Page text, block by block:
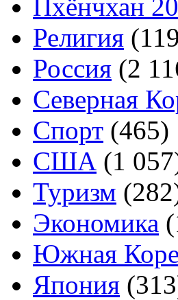
Пхёнчхан
Религия
Россия (2
Северная
Спорт (465)
США (1
Туризм
Экономика
Южная
Япония